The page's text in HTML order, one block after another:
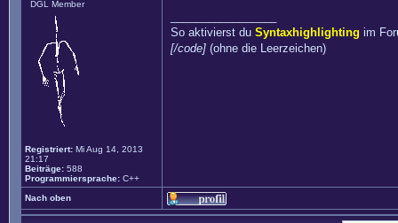
DGL Member
Registriert: Mi Aug 14, 2013
21:17
Beiträge: 588
Programmiersprache: C++
So aktivierst du Syntaxhighlighting im
[/code] (ohne die Leerzeichen)
Nach oben